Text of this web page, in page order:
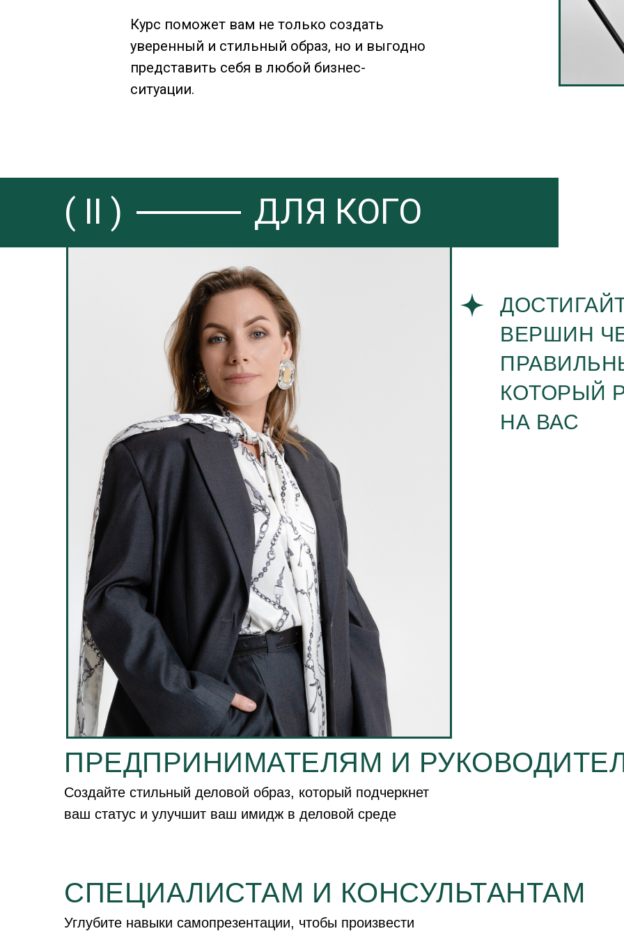
Курс поможет вам не только создать
уверенный и стильный образ, но и выгодно
представить себя в любой бизнес-
ситуации.
ДЛЯ КОГО
( II )
Создайте стильный деловой образ, который подчеркнет
ваш статус и улучшит ваш имидж в деловой среде
ПРЕДПРИНИМАТЕЛЯМ И
Углубите навыки самопрезентации, чтобы произвести
СПЕЦИАЛИСТАМ И КОНСУЛЬТАНТАМ
ВЕРШИН
КОТОРЫЙ
НА ВАС